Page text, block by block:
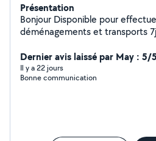
Présentation
Bonjour Disponible pour
déménagements et transports
meubles, cartons, effets
Déménagement des
débarras des caves pour les
Dernier avis laissé par May : 5/5
Il y a 22 jours
Bonne communication